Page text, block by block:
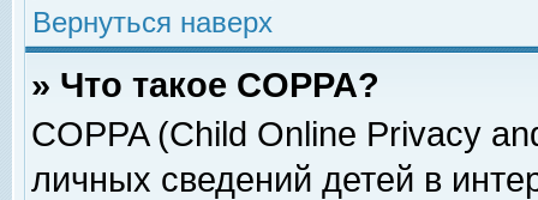
Вернуться наверх
» Что такое COPPA?
COPPA (Child Online Privacy
личных сведений детей в